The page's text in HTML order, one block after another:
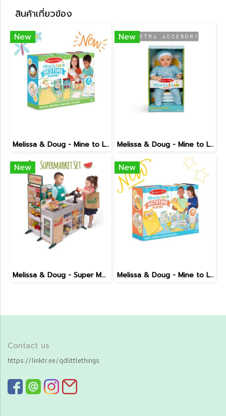
สินค้าเกี่ยวข้อง
New
Melissa & Doug - Mine to Love ( Bedtime Play Set )
New
Melissa & Doug - Mine to Love ( Jordan )
New
Melissa & Doug - Super Market Set
New
Melissa & Doug - Mine to Love ( Bathtime Play Set )
Contact us
https://linktr.ee/qdlittlethings